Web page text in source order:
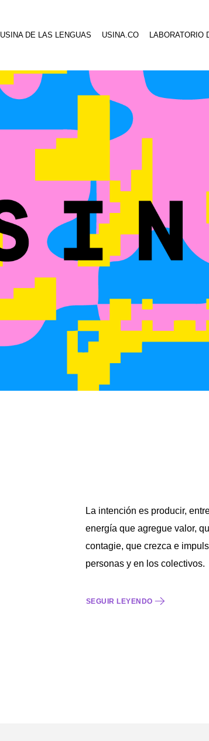
USINA DE LAS LENGUAS USINA.CO LABORATORIO
La intención es producir,
energía que agregue valor,
contagie, que crezca e
personas y en los colectivos.
SEGUIR LEYENDO